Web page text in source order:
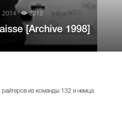
2212
[Archive 1998]
райтеров из команды 132 и немца